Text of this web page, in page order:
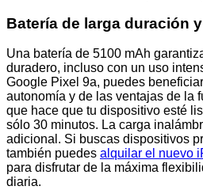
Batería de larga duración
Una batería de 5100 mAh
duradero, incluso con un uso
Google Pixel 9a, puedes
autonomía y de las ventajas de la
que hace que tu dispositivo esté
sólo 30 minutos. La carga
adicional. Si buscas dispositivos
también puedes alquilar el nuevo
para disfrutar de la máxima
diaria.